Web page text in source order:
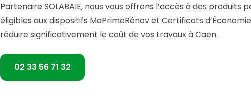
Partenaire SOLABAIE, nous vous offrons l’accès à des produits
éligibles aux dispositifs MaPrimeRénov et Certificats
réduire significativement le coût de vos travaux à Caen.
02 33 56 71 32